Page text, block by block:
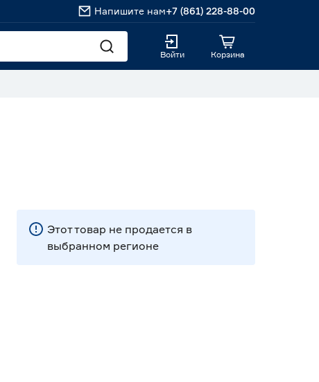
Напишите нам+7 (861) 228-88-00
Войти Корзина
Этот товар не продается в
выбранном регионе